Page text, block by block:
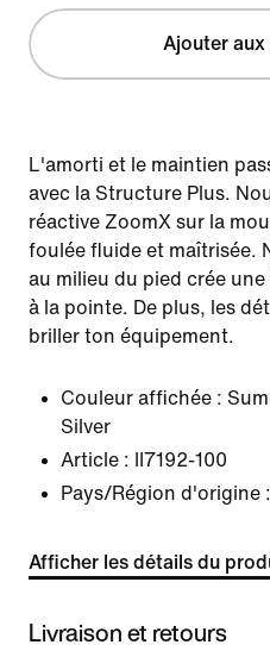
Ajouter
L'amorti et le maintien
avec la Structure Plus.
réactive ZoomX sur la
foulée fluide et maîtrisée.
au milieu du pied crée
à la pointe. De plus, les
briller ton équipement.
Couleur affichée :
Silver
Article :
II7192-100
Pays/Région d'origine
Afficher les détails du
Livraison et retours